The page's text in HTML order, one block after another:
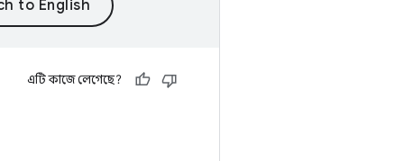
এটি কাজে লেগেছে?